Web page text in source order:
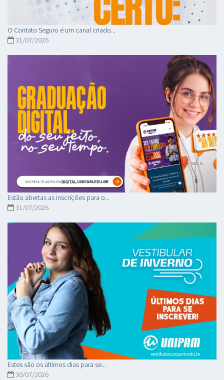
O Contato Seguro é um canal criado...
31/07/2026
Estão abertas as inscrições para o...
31/07/2026
Estes são os últimos dias para se...
30/07/2026